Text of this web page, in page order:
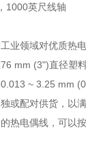
1000英尺线轴
业领域对优质热
mm (3")直径塑
~ 3.25 mm
或配对供货，以
热电偶线，可以